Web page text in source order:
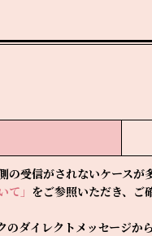
受信がされないケースが
て」 をご参照いただき、ご
ダイレクトメッセージか